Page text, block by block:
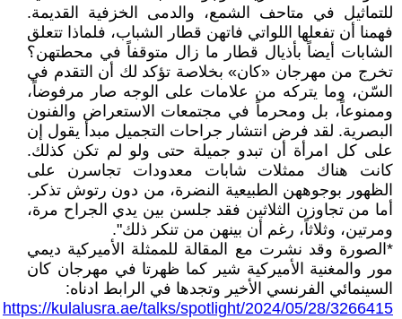
للتماثيل في متاحف الشمع، والدمى الخزفية القديمة.
فهمنا أن تفعلها اللواتي فاتهن قطار الشباب، فلماذا تتعلق
الشابات أيضاً بأذيال قطار ما زال متوقفاً في محطتهن؟
تخرج من مهرجان «كان» بخلاصة تؤكد لك أن التقدم في
السّن، وما يتركه من علامات على الوجه صار مرفوضاً،
وممنوعاً، بل ومحرماً في مجتمعات الاستعراض والفنون
البصرية. لقد فرض انتشار جراحات التجميل مبدأ يقول إن
على كل امرأة أن تبدو جميلة حتى ولو لم تكن كذلك.
كانت هناك ممثلات شابات معدودات تجاسرن على
الظهور بوجوههن الطبيعية النضرة، من دون رتوش تذكر.
أما من تجاوزن الثلاثين فقد جلسن بين يدي الجراح مرة،
ومرتين، وثلاثاً، رغم أن بينهن من تنكر ذلك".
*الصورة وقد نشرت مع المقالة للممثلة الأميركية ديمي
مور والمغنية الأميركية شير كما ظهرتا في مهرجان كان
السينمائي الفرنسي الأخير وتجدها في الرابط ادناه:
https://kulalusra.ae/talks/spotlight/2024/05/28/3266415